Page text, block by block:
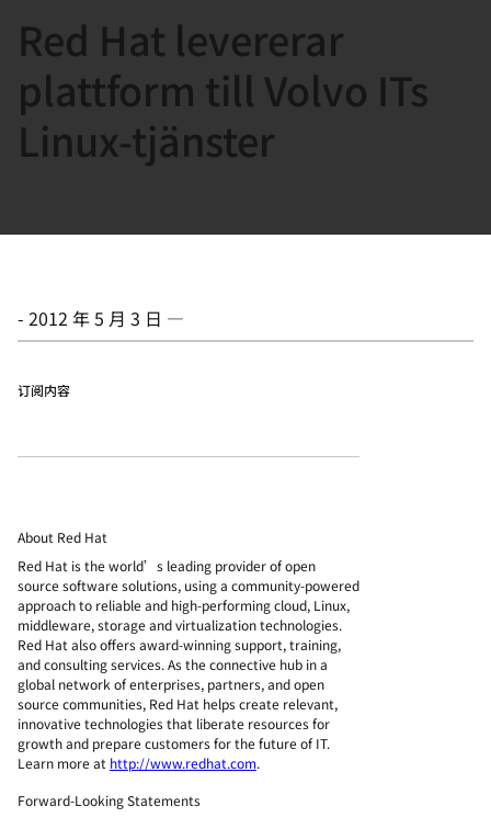
Red Hat levererar
plattform till Volvo ITs
Linux-tjänster
- 2012 年 5 月 3 日 —
订阅内容
About Red Hat
Red Hat is the world’s leading provider of open
source software solutions, using a community-powered
approach to reliable and high-performing cloud, Linux,
middleware, storage and virtualization technologies.
Red Hat also offers award-winning support, training,
and consulting services. As the connective hub in a
global network of enterprises, partners, and open
source communities, Red Hat helps create relevant,
innovative technologies that liberate resources for
growth and prepare customers for the future of IT.
Learn more at http://www.redhat.com.
Forward-Looking Statements